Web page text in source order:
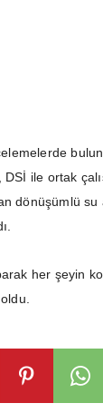
ile ortak
dönüşümlü
her şeyin